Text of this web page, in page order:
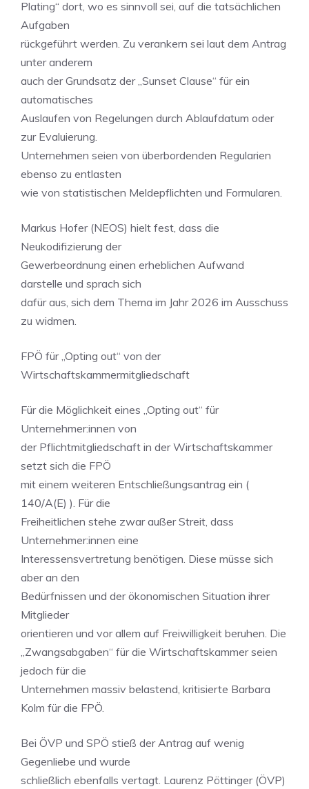
Plating“ dort, wo es sinnvoll sei, auf die tatsächlichen
Aufgaben
rückgeführt werden. Zu verankern sei laut dem Antrag
unter anderem
auch der Grundsatz der „Sunset Clause“ für ein
automatisches
Auslaufen von Regelungen durch Ablaufdatum oder
zur Evaluierung.
Unternehmen seien von überbordenden Regularien
ebenso zu entlasten
wie von statistischen Meldepflichten und Formularen.
Markus Hofer (NEOS) hielt fest, dass die
Neukodifizierung der
Gewerbeordnung einen erheblichen Aufwand
darstelle und sprach sich
dafür aus, sich dem Thema im Jahr 2026 im Ausschuss
zu widmen.
FPÖ für „Opting out“ von der
Wirtschaftskammermitgliedschaft
Für die Möglichkeit eines „Opting out“ für
Unternehmer:innen von
der Pflichtmitgliedschaft in der Wirtschaftskammer
setzt sich die FPÖ
mit einem weiteren Entschließungsantrag ein (
140/A(E) ). Für die
Freiheitlichen stehe zwar außer Streit, dass
Unternehmer:innen eine
Interessensvertretung benötigen. Diese müsse sich
aber an den
Bedürfnissen und der ökonomischen Situation ihrer
Mitglieder
orientieren und vor allem auf Freiwilligkeit beruhen. Die
„Zwangsabgaben“ für die Wirtschaftskammer seien
jedoch für die
Unternehmen massiv belastend, kritisierte Barbara
Kolm für die FPÖ.
Bei ÖVP und SPÖ stieß der Antrag auf wenig
Gegenliebe und wurde
schließlich ebenfalls vertagt. Laurenz Pöttinger (ÖVP)